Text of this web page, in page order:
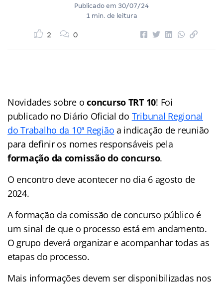
Publicado em 30/07/24
1 min. de leitura
2 0
Novidades sobre oconcurso TRT 10! Foi
publicado no Diário Oficial do Tribunal Regional
do Trabalho da 10ª Região a indicação de reunião
para definir os nomes responsáveis pela
formação da comissão do concurso.
O encontro deve acontecer no dia 6 agosto de
2024.
A formação da comissão de concurso público é
um sinal de que o processo está em andamento.
O grupo deverá organizar e acompanhar todas as
etapas do processo.
Mais informações devem ser disponibilizadas nos